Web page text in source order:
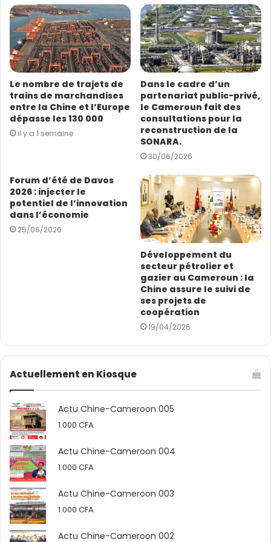
purement électriques respectivement de 37,9% et
21,7%, et les exportations de circuits intégrés
bondissant de 40,9%.
Sous l’effet de la demande croissante de composants
électroniques, les importations de produits
électromécaniques de Shenzhen ont augmenté de
14,7% durant cette période, représentant 82,1% du
total.
Les entreprises privées ont stimulé les activités
commerciales de Shenzhen, contribuant à hauteur de
1.800 milliards de yuans, soit 69,8% de la valeur totale.
(Source / photo : Xinhua)
e
a
d
r
e
s
s
e
E
m
a
Le nombre de trajets de
trains de marchandises
entre la Chine et l’Europe
dépasse les 130 000
il y a 1 semaine
Dans le cadre d’un
partenariat public-privé,
le Cameroun fait des
consultations pour la
reconstruction de la
SONARA.
30/06/2026
Forum d’été de Davos
2026 : injecter le
potentiel de l’innovation
dans l’économie
25/06/2026
Développement du
secteur pétrolier et
gazier au Cameroun : la
Chine assure le suivi de
ses projets de
coopération
19/04/2026
Actuellement en Kiosque
Actu Chine-Cameroon 005
1.000 CFA
Actu Chine-Cameroon 004
1.000 CFA
Actu Chine-Cameroon 003
1.000 CFA
Actu Chine-Cameroon 002